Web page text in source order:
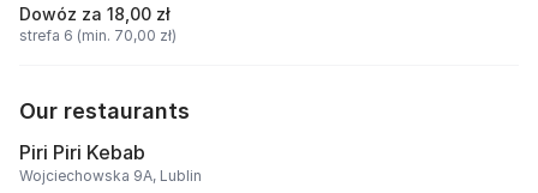
Dowóz za 18,00 zł
strefa 6 (min. 70,00 zł)
Our restaurants
Piri Piri Kebab
Wojciechowska 9A, Lublin